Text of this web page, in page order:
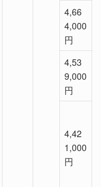
4,66
4,000
円
4,53
9,000
円
4,42
1,000
円